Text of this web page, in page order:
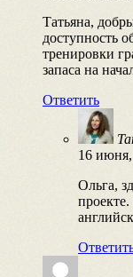
Татьяна,
доступность
тренировки
запаса на
Ответить
16 июня,
Ольга,